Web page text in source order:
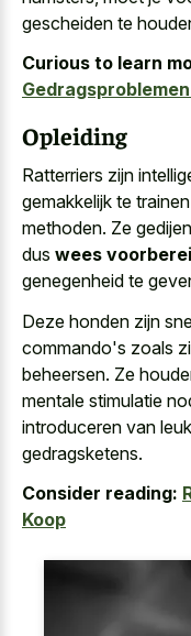
gescheiden te
Curious to learn
Opleiding
Ratterriers zijn
gemakkelijk te
methoden. Ze
dus wees
genegenheid te
Deze honden zijn
commando's zoals
beheersen. Ze
mentale stimulatie
introduceren van
gedragsketens.
Consider reading:
Koop